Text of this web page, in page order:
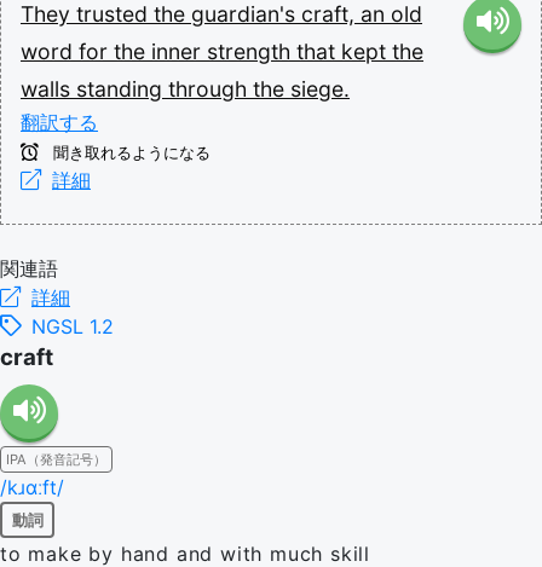
They trusted the guardian's craft, an old
word for the inner strength that kept the
walls standing through the siege.
翻訳する
聞き取れるようになる
詳細
関連語
詳細
NGSL 1.2
craft
IPA（発音記号）
/kɹɑːft/
動詞
to make by hand and with much skill